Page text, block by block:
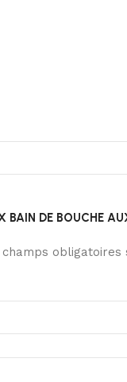
DE BOUCHE
champs obligatoires